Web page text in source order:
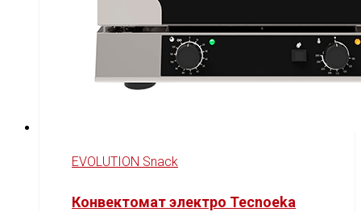
EVOLUTION Snack
Конвектомат электро Tecnoeka